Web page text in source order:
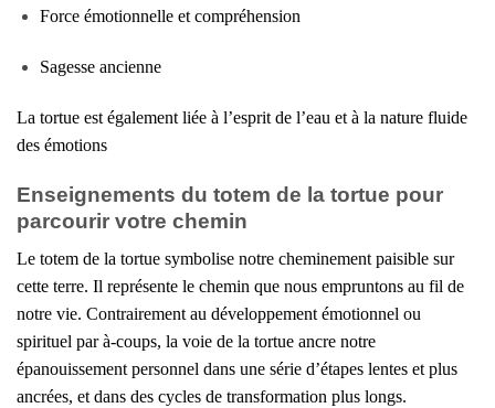
Force émotionnelle et compréhension
Sagesse ancienne
La tortue est également liée à l’esprit de l’eau et à la nature fluide
des émotions
Enseignements du totem de la tortue pour
parcourir votre chemin
Le totem de la tortue symbolise notre cheminement paisible sur
cette terre. Il représente le chemin que nous empruntons au fil de
notre vie. Contrairement au développement émotionnel ou
spirituel par à-coups, la voie de la tortue ancre notre
épanouissement personnel dans une série d’étapes lentes et plus
ancrées, et dans des cycles de transformation plus longs.